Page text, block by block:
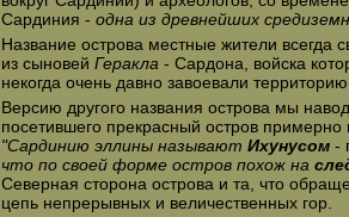
Сардиния - одна из древнейших
Название острова местные жители всегда
из сыновей Геракла - Сардона, войска
некогда очень давно завоевали
Версию другого названия острова мы
посетившего прекрасный остров примерно
"Сардинию эллины называют Ихунусом-
что по своей форме остров похож на
Северная сторона острова и та, что
цепь непрерывных и величественных гор.